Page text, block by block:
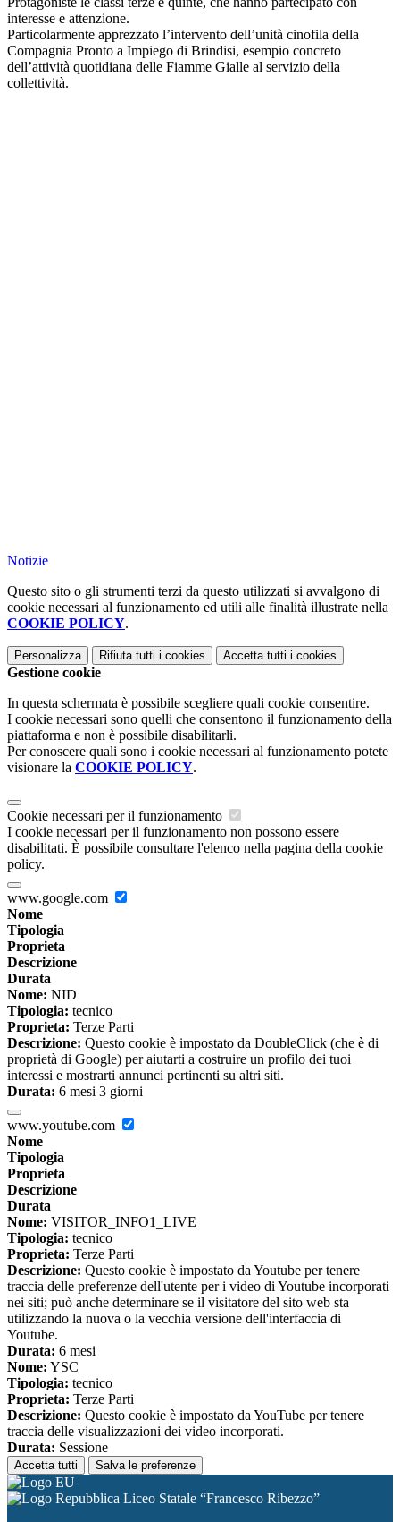
interesse e attenzione.
Particolarmente apprezzato l’intervento dell’unità cinofila della
Compagnia Pronto a Impiego di Brindisi, esempio concreto
dell’attività quotidiana delle Fiamme Gialle al servizio della
collettività.
Notizie
Questo sito o gli strumenti terzi da questo utilizzati si avvalgono di
cookie necessari al funzionamento ed utili alle finalità illustrate nella
COOKIE POLICY.
Personalizza Rifiuta tutti i cookies Accetta tutti i cookies
Gestione cookie
In questa schermata è possibile scegliere quali cookie consentire.
I cookie necessari sono quelli che consentono il funzionamento della
piattaforma e non è possibile disabilitarli.
Per conoscere quali sono i cookie necessari al funzionamento potete
visionare la COOKIE POLICY.
Cookie necessari per il funzionamento
I cookie necessari per il funzionamento non possono essere
disabilitati. È possibile consultare l'elenco nella pagina della cookie
policy.
www.google.com
Nome
Tipologia
Proprieta
Descrizione
Durata
Nome: NID
Tipologia: tecnico
Proprieta: Terze Parti
Descrizione: Questo cookie è impostato da DoubleClick (che è di
proprietà di Google) per aiutarti a costruire un profilo dei tuoi
interessi e mostrarti annunci pertinenti su altri siti.
Durata: 6 mesi 3 giorni
www.youtube.com
Nome
Tipologia
Proprieta
Descrizione
Durata
Nome: VISITOR_INFO1_LIVE
Tipologia: tecnico
Proprieta: Terze Parti
Descrizione: Questo cookie è impostato da Youtube per tenere
traccia delle preferenze dell'utente per i video di Youtube incorporati
nei siti; può anche determinare se il visitatore del sito web sta
utilizzando la nuova o la vecchia versione dell'interfaccia di
Youtube.
Durata: 6 mesi
Nome: YSC
Tipologia: tecnico
Proprieta: Terze Parti
Descrizione: Questo cookie è impostato da YouTube per tenere
traccia delle visualizzazioni dei video incorporati.
Durata: Sessione
Accetta tutti Salva le preferenze
Liceo Statale “Francesco Ribezzo”